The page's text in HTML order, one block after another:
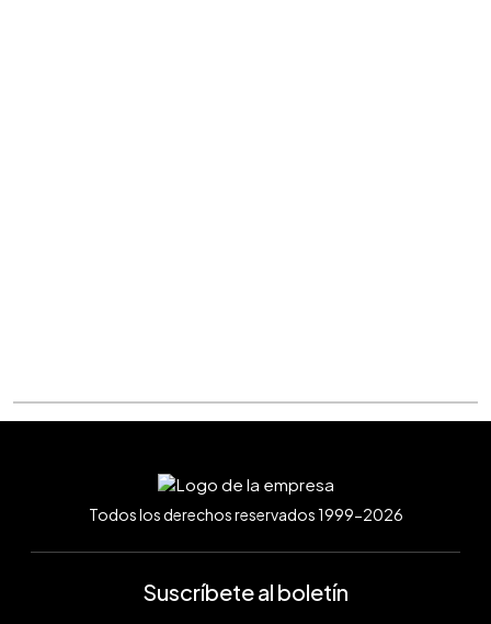
Todos los derechos reservados 1999-2026
Suscríbete al boletín